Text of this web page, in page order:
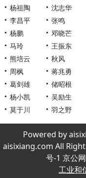
杨祖陶
沈志华
李昌平
张鸣
杨鹏
邓晓芒
马玲
王振东
熊培云
秋风
周枫
蒋兆勇
葛剑雄
储昭根
杨小凯
吴励生
莫于川
羽之野
Powered by
aisixiang.com All
号-1 京公
工业和